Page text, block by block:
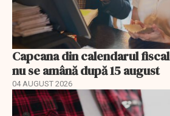
Capcana din calendarul
nu se amână după 15 august
04 AUGUST 2026